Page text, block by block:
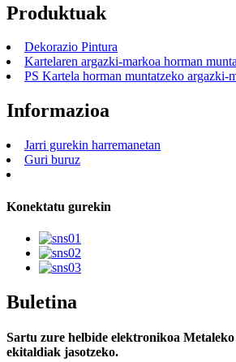
Produktuak
Dekorazio Pintura
Kartelaren argazki-markoa horman
PS Kartela horman muntatzeko argazki-
Informazioa
Jarri gurekin harremanetan
Guri buruz
Konektatu gurekin
Buletina
Sartu zure helbide elektronikoa Metaleko
ekitaldiak jasotzeko.